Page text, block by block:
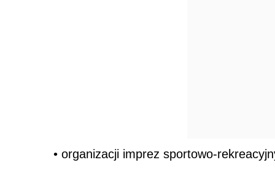
• organizacji imprez sportowo-